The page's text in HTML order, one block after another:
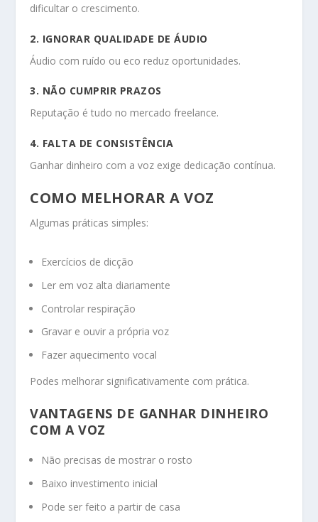
dificultar o crescimento.
2. IGNORAR QUALIDADE DE ÁUDIO
Áudio com ruído ou eco reduz oportunidades.
3. NÃO CUMPRIR PRAZOS
Reputação é tudo no mercado freelance.
4. FALTA DE CONSISTÊNCIA
Ganhar dinheiro com a voz exige dedicação contínua.
COMO MELHORAR A VOZ
Algumas práticas simples:
Exercícios de dicção
Ler em voz alta diariamente
Controlar respiração
Gravar e ouvir a própria voz
Fazer aquecimento vocal
Podes melhorar significativamente com prática.
VANTAGENS DE GANHAR DINHEIRO
COM A VOZ
Não precisas de mostrar o rosto
Baixo investimento inicial
Pode ser feito a partir de casa